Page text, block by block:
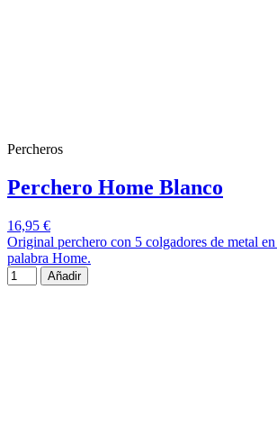
Percheros
Perchero Home Blanco
16,95 €
Original perchero con 5 colgadores de metal
palabra Home.
Añadir